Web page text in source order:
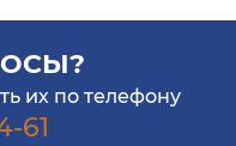
их по телефону
61